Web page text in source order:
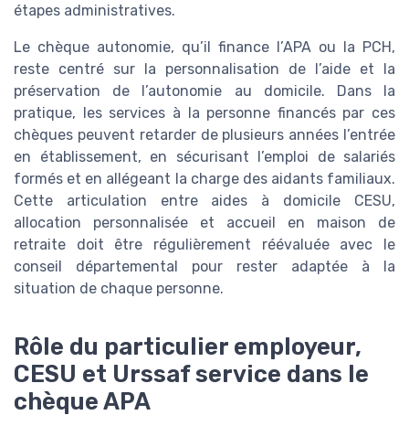
étapes administratives.
Le chèque autonomie, qu’il finance l’APA ou la PCH,
reste centré sur la personnalisation de l’aide et la
préservation de l’autonomie au domicile. Dans la
pratique, les services à la personne financés par ces
chèques peuvent retarder de plusieurs années l’entrée
en établissement, en sécurisant l’emploi de salariés
formés et en allégeant la charge des aidants familiaux.
Cette articulation entre aides à domicile CESU,
allocation personnalisée et accueil en maison de
retraite doit être régulièrement réévaluée avec le
conseil départemental pour rester adaptée à la
situation de chaque personne.
Rôle du particulier employeur,
CESU et Urssaf service dans le
chèque APA